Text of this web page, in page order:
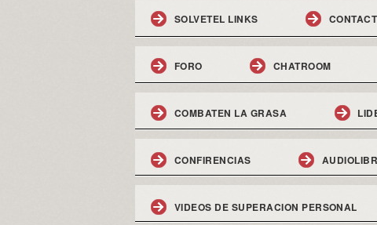
SOLVETEL LINKS
FORO CHATROOM
COMBATEN LA GRASA
CONFIRENCIAS
VIDEOS DE SUPERACION PERSONAL